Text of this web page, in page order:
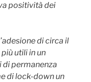
positività dei
di circa il
utili in un
permanenza
di lock-down un